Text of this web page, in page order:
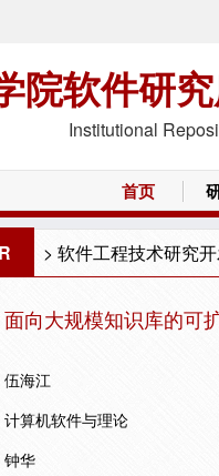
院软件研
Institutional
首页
> 软件工程技术研究
面向大规模知识库的可
伍海江
计算机软件与理论
钟华